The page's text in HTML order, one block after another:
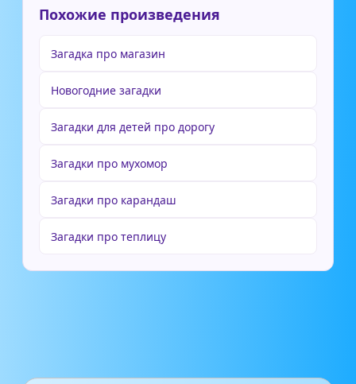
Похожие произведения
Загадка про магазин
Новогодние загадки
Загадки для детей про дорогу
Загадки про мухомор
Загадки про карандаш
Загадки про теплицу